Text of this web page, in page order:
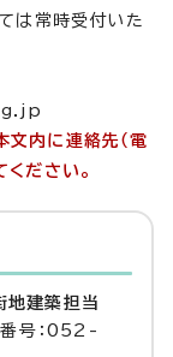
は常時受付いた
文内に連絡先（電
ください。
地建築担当
号：052-